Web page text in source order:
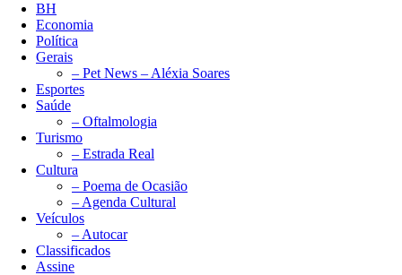
BH
Economia
Política
Gerais
– Pet News – Aléxia Soares
Esportes
Saúde
– Oftalmologia
Turismo
– Estrada Real
Cultura
– Poema de Ocasião
– Agenda Cultural
Veículos
– Autocar
Classificados
Assine